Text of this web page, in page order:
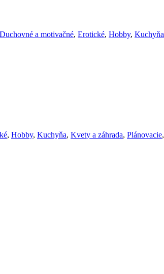
Duchovné a motivačné, Erotické, Hobby, Kuchyňa
, Hobby, Kuchyňa, Kvety a záhrada, Plánovacie,